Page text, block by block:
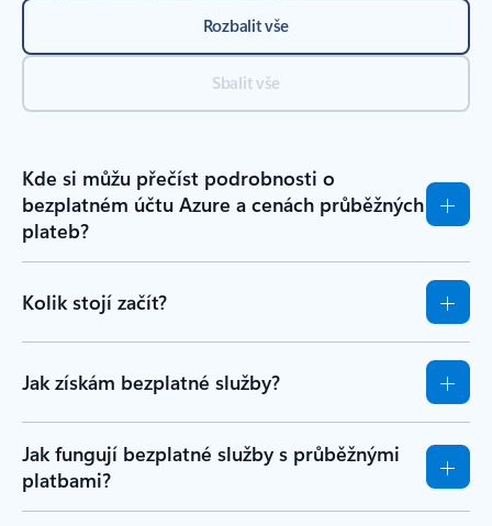
Rozbalit vše
Sbalit vše
Kde si můžu přečíst podrobnosti o
bezplatném účtu Azure a cenách průběžných
plateb?
Kolik stojí začít?
Jak získám bezplatné služby?
Jak fungují bezplatné služby s průběžnými
platbami?